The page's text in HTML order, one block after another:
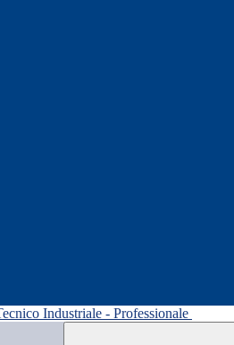
Industriale - Professionale